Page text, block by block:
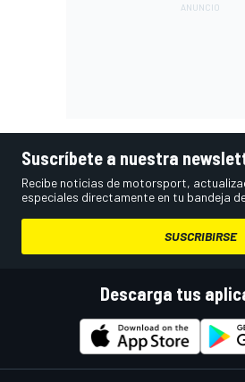
Suscríbete a nuestra
Recibe noticias de motorsport,
especiales directamente en tu bandeja
SUSCRIBIRSE
Descarga tus